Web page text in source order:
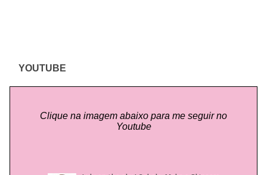
YOUTUBE
Clique na imagem abaixo para me seguir no
Youtube